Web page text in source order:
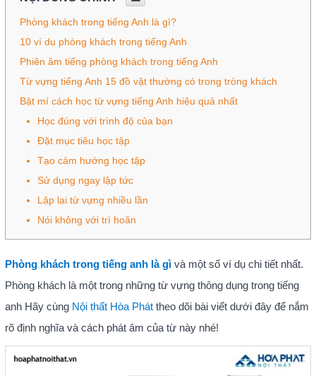
Phòng khách trong tiếng Anh là gì?
10 ví dụ phòng khách trong tiếng Anh
Phiên âm tiếng phòng khách trong tiếng Anh
Từ vựng tiếng Anh 15 đồ vật thường có trong tròng khách
Bật mí cách học từ vựng tiếng Anh hiệu quả nhất
Học đúng với trình độ của bạn
Đặt mục tiêu học tập
Tạo cảm hướng học tập
Sử dụng ngay lập tức
Lặp lại từ vựng nhiều lần
Nói không với trì hoãn
Phòng khách trong tiếng anh là gì và một số ví dụ chi tiết nhất.
Phòng khách là một trong những từ vựng thông dụng trong tiếng
anh Hãy cùng Nội thất Hòa Pháttheo dõi bài viết dưới đây để nắm
rõ định nghĩa và cách phát âm của từ này nhé!